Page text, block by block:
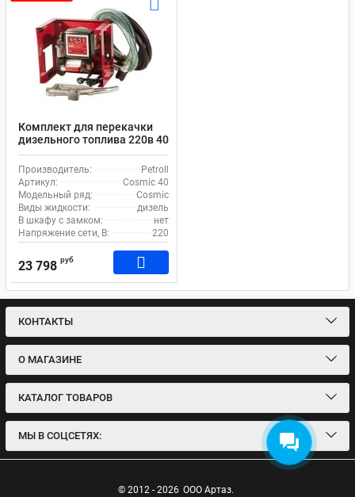
Комплект для перекачки
дизельного топлива 220в 40
л/м Petroll Cosmic 40
Производитель:
Petroll
Артикул:
Cosmic 40
Модельный ряд:
Cosmic
Виды жидкости:
дизель
В шкафу с замком:
нет
Напряжение сети, В:
220
23 798 руб
КОНТАКТЫ
О МАГАЗИНЕ
КАТАЛОГ ТОВАРОВ
МЫ В СОЦСЕТЯХ:
© 2012 - 2026 ООО Артаз.